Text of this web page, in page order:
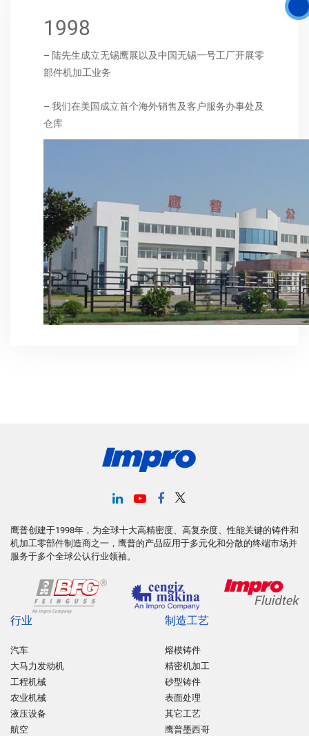
1998
– 陆先生成立无锡鹰展以及中国无锡一号工厂开展零
部件机加工业务
– 我们在美国成立首个海外销售及客户服务办事处及
仓库
鹰普创建于1998年，为全球十大高精密度、高复杂度、性能关键的铸件和
机加工零部件制造商之一，鹰普的产品应用于多元化和分散的终端市场并
服务于多个全球公认行业领袖。
行业
汽车
大马力发动机
工程机械
农业机械
液压设备
航空
制造工艺
熔模铸件
精密机加工
砂型铸件
表面处理
其它工艺
鹰普墨西哥